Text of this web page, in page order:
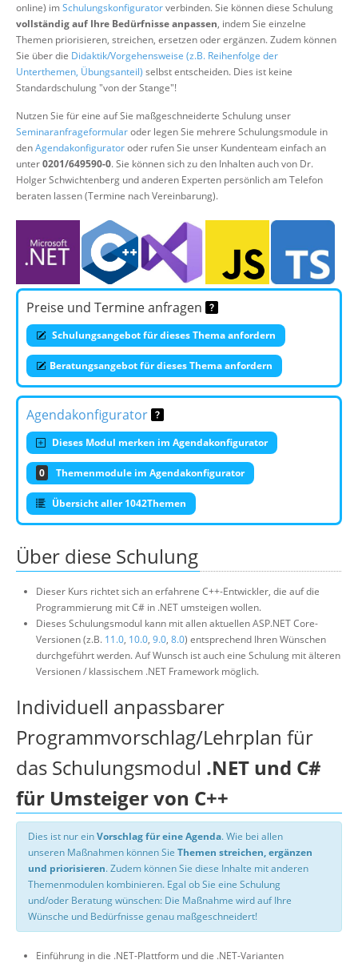
online) imSchulungskonfiguratorverbinden. Sie können diese Schulung
vollständig auf Ihre Bedürfnisse anpassen, indem Sie einzelne
Themen priorisieren, streichen, ersetzen oder ergänzen. Zudem können
Sie über die Didaktik/Vorgehensweise (z.B. Reihenfolge der
Unterthemen, Übungsanteil) selbst entscheiden. Dies ist keine
Standardschulung "von der Stange"!
Nutzen Sie für eine auf Sie maßgeschneiderte Schulung unser
Seminaranfrageformularoder legen Sie mehrere Schulungsmodule in
denAgendakonfiguratoroder rufen Sie unser Kundenteam einfach an
unter0201/649590-0. Sie können sich zu den Inhalten auch von Dr.
Holger Schwichtenberg und anderen Experten persönlich am Telefon
beraten lassen (Termine nach Vereinbarung).
Preise und Termine anfragen
Schulungsangebot für dieses Thema anfordern
Beratungsangebot für dieses Thema anfordern
Agendakonfigurator
Dieses Modul merken im Agendakonfigurator
0 Themenmodule im Agendakonfigurator
Übersicht aller 1042Themen
Über diese Schulung
Dieser Kurs richtet sich an erfahrene C++-Entwickler, die auf die
Programmierung mit C# in .NET umsteigen wollen.
Dieses Schulungsmodul kann mit allen aktuellen ASP.NET Core-
Versionen (z.B. 11.0, 10.0, 9.0, 8.0) entsprechend Ihren Wünschen
durchgeführt werden. Auf Wunsch ist auch eine Schulung mit älteren
Versionen / klassischem .NET Framework möglich.
Individuell anpassbarer
Programmvorschlag/Lehrplan für
das Schulungsmodul .NET und C#
für Umsteiger von C++
Dies ist nur einVorschlag für eine Agenda. Wie bei allen
unseren Maßnahmen können Sie Themen streichen, ergänzen
und priorisieren. Zudem können Sie diese Inhalte mit anderen
Themenmodulen kombinieren. Egal ob Sie eine Schulung
und/oder Beratung wünschen: Die Maßnahme wird auf Ihre
Wünsche und Bedürfnisse genau maßgeschneidert!
Einführung in die .NET-Plattform und die .NET-Varianten